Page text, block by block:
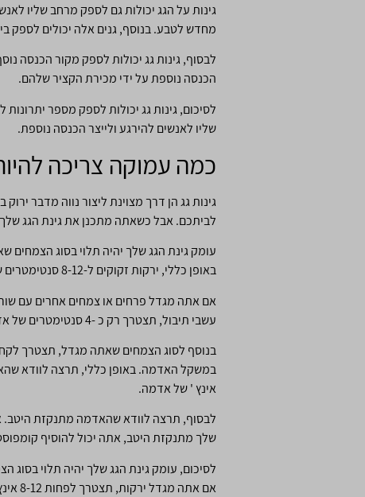
גינות על הגג יכולות גם לספק מרחב שליו
מחדש לטבע. בנוסף, גנים אלה יכולים לספק
לבסוף, גינות גג יכולות לספק מקור הכנסה
הכנסה נוספת על ידי מכירת הקציר שלהם.
לסיכום, גינות גג יכולות לספק מספר
שליו לאנשים להירגע ולייצר הכנסה נוספת.
כמה עמוקה צריכה
גינות גג הן דרך מצוינת ליצור נווה מדבר
לביתכם. אבל כשאתה מתכנן את גינת הגג
עומק גינת הגג שלך יהיה תלוי בסוג
באופן כללי, ירקות זקוקים ל-8-12 סנטימטרים של אדמה, אז תרצו לוודא שהגינה שלכם עמוקה לפחות כל כך.
עשבי תיבול, תצטרך רק כ -4 סנטימטרים של אדמה.
בנוסף לסוג הצמחים שאתה מגדל, תצטרך
אינץ ' של אדמה.
לבסוף, תרצה לוודא שהאדמה מתנקזת היטב.
שלך מתנקזת היטב, אתה יכול להוסיף
אם